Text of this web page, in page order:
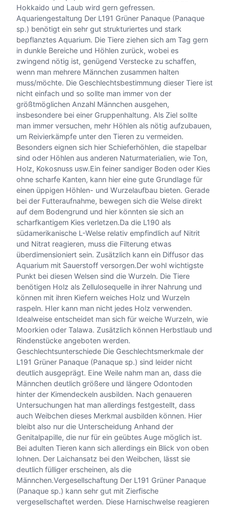
Hokkaido und Laub wird gern gefressen.
Aquariengestaltung Der L191 Grüner Panaque (Panaque
sp.) benötigt ein sehr gut strukturiertes und stark
bepflanztes Aquarium. Die Tiere ziehen sich am Tag gern
in dunkle Bereiche und Höhlen zurück, wobei es
zwingend nötig ist, genügend Verstecke zu schaffen,
wenn man mehrere Männchen zusammen halten
muss/möchte. Die Geschlechtsbestimmung dieser Tiere ist
nicht einfach und so sollte man immer von der
größtmöglichen Anzahl Männchen ausgehen,
insbesondere bei einer Gruppenhaltung. Als Ziel sollte
man immer versuchen, mehr Höhlen als nötig aufzubauen,
um Reivierkämpfe unter den Tieren zu vermeiden.
Besonders eignen sich hier Schieferhöhlen, die stapelbar
sind oder Höhlen aus anderen Naturmaterialien, wie Ton,
Holz, Kokosnuss usw.Ein feiner sandiger Boden oder Kies
ohne scharfe Kanten, kann hier eine gute Grundlage für
einen üppigen Höhlen- und Wurzelaufbau bieten. Gerade
bei der Futteraufnahme, bewegen sich die Welse direkt
auf dem Bodengrund und hier könnten sie sich an
scharfkantigem Kies verletzen.Da die L190 als
südamerikanische L-Welse relativ empfindlich auf Nitrit
und Nitrat reagieren, muss die Filterung etwas
überdimensioniert sein. Zusätzlich kann ein Diffusor das
Aquarium mit Sauerstoff versorgen.Der wohl wichtigste
Punkt bei diesen Welsen sind die Wurzeln. Die Tiere
benötigen Holz als Zellulosequelle in ihrer Nahrung und
können mit ihren Kiefern weiches Holz und Wurzeln
raspeln. HIer kann man nicht jedes Holz verwenden.
Idealweise entscheidet man sich für weiche Wurzeln, wie
Moorkien oder Talawa. Zusätzlich können Herbstlaub und
Rindenstücke angeboten werden.
Geschlechtsunterschiede Die Geschlechtsmerkmale der
L191 Grüner Panaque (Panaque sp.) sind leider nicht
deutlich ausgeprägt. Eine Weile nahm man an, dass die
Männchen deutlich größere und längere Odontoden
hinter der Kimendeckeln ausbilden. Nach genaueren
Untersuchungen hat man allerdings festgestellt, dass
auch Weibchen dieses Merkmal ausbilden können. Hier
bleibt also nur die Unterscheidung Anhand der
Genitalpapille, die nur für ein geübtes Auge möglich ist.
Bei adulten Tieren kann sich allerdings ein Blick von oben
lohnen. Der Laichansatz bei den Weibchen, lässt sie
deutlich fülliger erscheinen, als die
Männchen.Vergesellschaftung Der L191 Grüner Panaque
(Panaque sp.) kann sehr gut mit Zierfische
vergesellschaftet werden. Diese Harnischwelse reagieren